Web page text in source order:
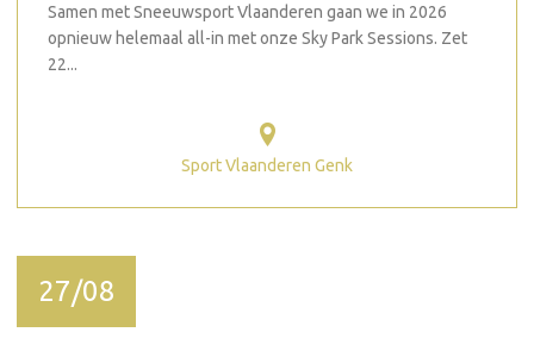
Samen met Sneeuwsport Vlaanderen gaan we in 2026
opnieuw helemaal all-in met onze Sky Park Sessions. Zet
22...
Sport Vlaanderen Genk
27/08